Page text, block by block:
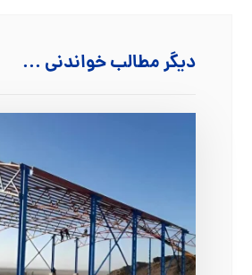
دیگر مطالب خواندنی ...